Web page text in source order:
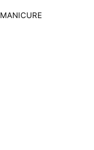
MANICURE